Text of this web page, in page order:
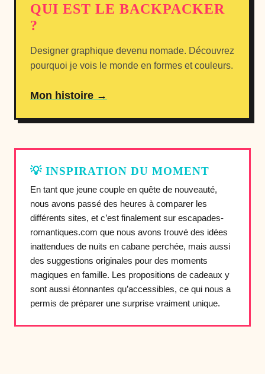
QUI EST LE BACKPACKER
?
Designer graphique devenu nomade. Découvrez
pourquoi je vois le monde en formes et couleurs.
Mon histoire →
💡 INSPIRATION DU MOMENT
En tant que jeune couple en quête de nouveauté,
nous avons passé des heures à comparer les
différents sites, et c’est finalement sur escapades-
romantiques.com que nous avons trouvé des idées
inattendues de nuits en cabane perchée, mais aussi
des suggestions originales pour des moments
magiques en famille. Les propositions de cadeaux y
sont aussi étonnantes qu’accessibles, ce qui nous a
permis de préparer une surprise vraiment unique.